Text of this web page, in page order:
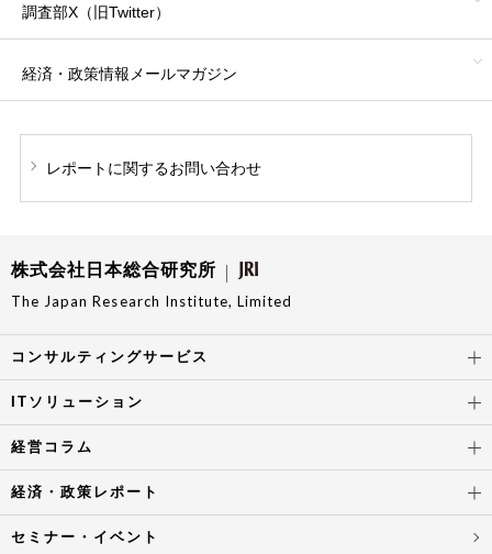
調査部X（旧Twitter）
経済・政策情報 メールマガジン
レポートに関するお問い合わせ
株式会社日本総合研究所
The Japan Research Institute, Limited
コンサルティングサービス
ITソリューション
経営コラム
経済・政策レポート
セミナー・イベント